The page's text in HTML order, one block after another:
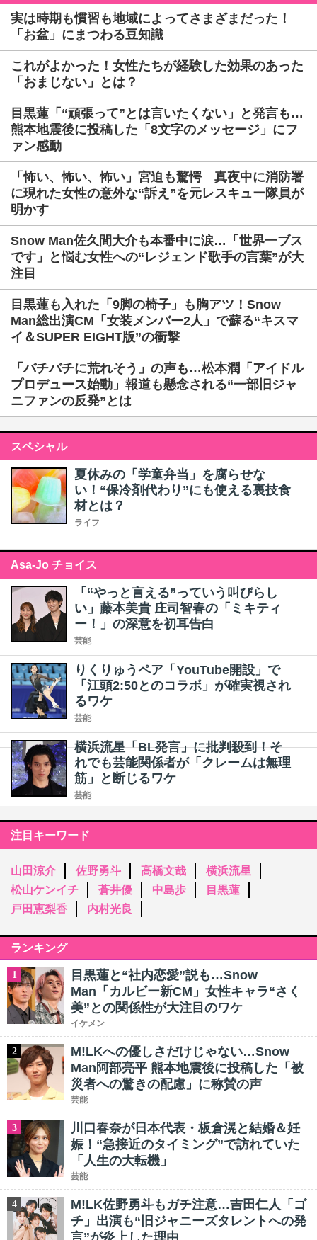
実は時期も慣習も地域によってさまざまだった！
「お盆」にまつわる豆知識
これがよかった！女性たちが経験した効果のあった
「おまじない」とは？
目黒蓮「“頑張って”とは言いたくない」と発言も…
熊本地震後に投稿した「8文字のメッセージ」にフ
ァン感動
「怖い、怖い、怖い」宮迫も驚愕 真夜中に消防署
に現れた女性の意外な“訴え”を元レスキュー隊員が
明かす
Snow Man佐久間大介も本番中に涙…「世界一ブス
です」と悩む女性への“レジェンド歌手の言葉”が大
注目
目黒蓮も入れた「9脚の椅子」も胸アツ！Snow
Man総出演CM「女装メンバー2人」で蘇る“キスマ
イ＆SUPER EIGHT版”の衝撃
「バチバチに荒れそう」の声も…松本潤「アイドル
プロデュース始動」報道も懸念される“一部旧ジャ
ニファンの反発”とは
スペシャル
夏休みの「学童弁当」を腐らせな
い！“保冷剤代わり”にも使える裏技食
材とは？
ライフ
Asa-Jo チョイス
「“やっと言える”っていう叫びらし
い」藤本美貴 庄司智春の「ミキティ
ー！」の深意を初耳告白
芸能
りくりゅうペア「YouTube開設」で
「江頭2:50とのコラボ」が確実視され
るワケ
芸能
横浜流星「BL発言」に批判殺到！そ
れでも芸能関係者が「クレームは無理
筋」と断じるワケ
芸能
注目キーワード
山田涼介 佐野勇斗 高橋文哉
横浜流星
松山ケンイチ
蒼井優 中島歩
目黒蓮
戸田恵梨香
内村光良
ランキング
1
目黒蓮と“社内恋愛”説も…Snow
Man「カルビー新CM」女性キャラ“さく
美”との関係性が大注目のワケ
イケメン
2
M!LKへの優しさだけじゃない…Snow
Man阿部亮平 熊本地震後に投稿した「被
災者への驚きの配慮」に称賛の声
芸能
3
川口春奈が日本代表・板倉滉と結婚＆妊
娠！“急接近のタイミング”で訪れていた
「人生の大転機」
芸能
4
M!LK佐野勇斗もガチ注意…吉田仁人「ゴ
チ」出演も“旧ジャニーズタレントへの発
言”が炎上した理由